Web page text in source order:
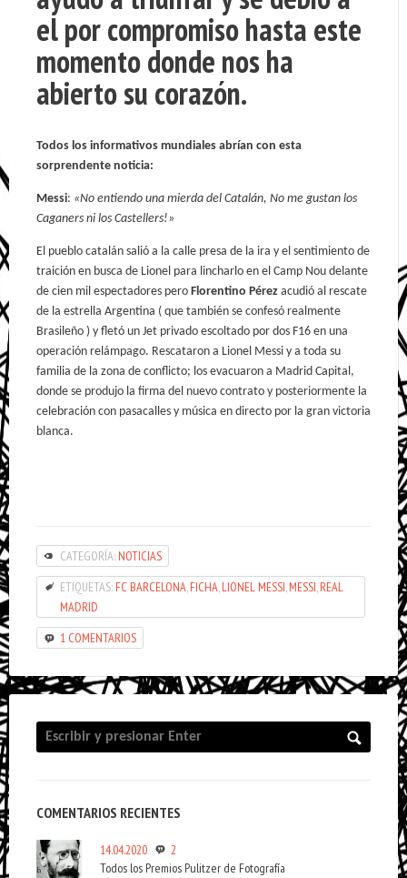
el por compromiso hasta este
momento donde nos ha
abierto su corazón.
Todos los informativos mundiales abrían con esta
sorprendente noticia:
Messi: «No entiendo una mierda del Catalán, No me gustan los
Caganers ni los Castellers!»
El pueblo catalán salió a la calle presa de la ira y el sentimiento de
traición en busca de Lionel para lincharlo en el Camp Nou delante
de cien mil espectadores pero Florentino Pérez acudió al rescate
de la estrella Argentina ( que también se confesó realmente
Brasileño ) y fletó un Jet privado escoltado por dos F16 en una
operación relámpago. Rescataron a Lionel Messi y a toda su
familia de la zona de conflicto; los evacuaron a Madrid Capital,
donde se produjo la firma del nuevo contrato y posteriormente la
celebración con pasacalles y música en directo por la gran victoria
blanca.
CATEGORÍA: NOTICIAS
ETIQUETAS: FC BARCELONA,FICHA,LIONEL MESSI,MESSI,REAL
MADRID
1 COMENTARIOS
COMENTARIOS RECIENTES
14.04.2020
2
Todos los Premios Pulitzer de Fotografía